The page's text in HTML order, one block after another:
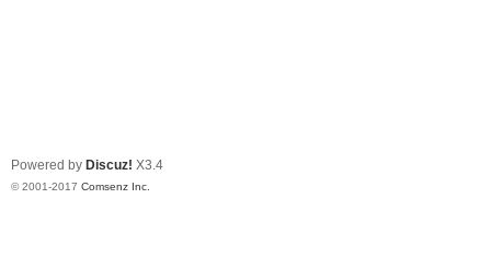
Powered by Discuz! X3.4
© 2001-2017 Comsenz Inc.